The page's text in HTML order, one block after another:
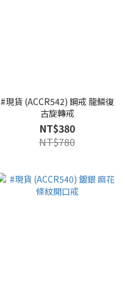
#現貨 (ACCR542) 鋼戒 龍鱗復
古旋轉戒
NT$380
NT$780